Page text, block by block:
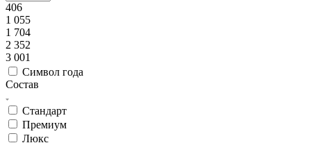
406
1 055
1 704
2 352
3 001
Символ года
Состав
Стандарт
Премиум
Люкс